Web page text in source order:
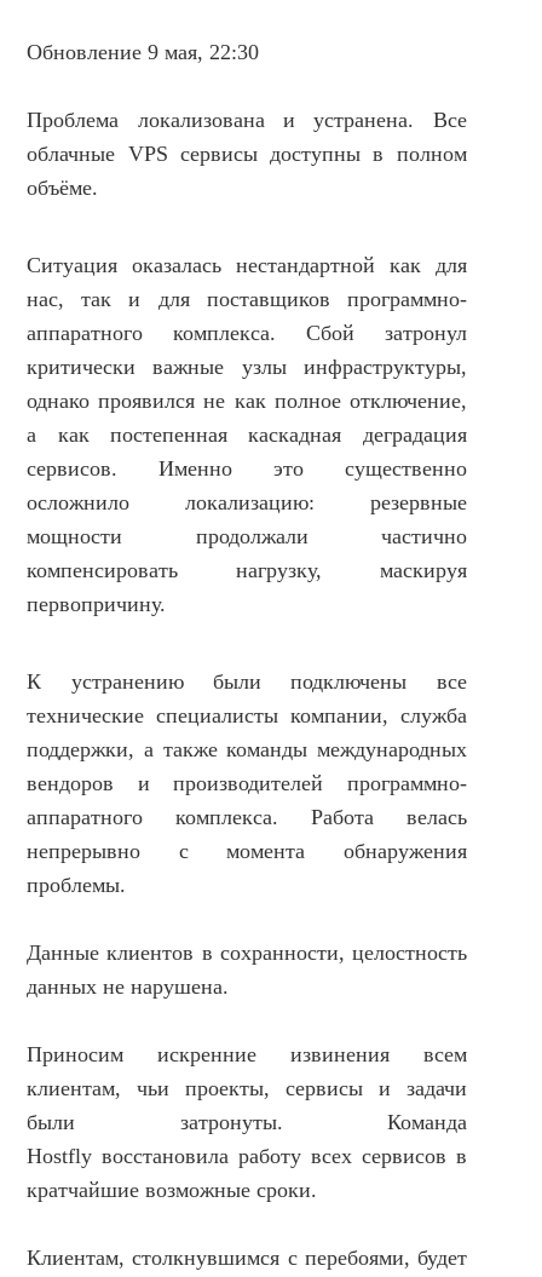
Обновление 9 мая, 22:30
Проблема локализована и устранена. Все
облачные VPS сервисы доступны в полном
объёме.
Ситуация оказалась нестандартной как для
нас, так и для поставщиков программно-
аппаратного комплекса. Сбой затронул
критически важные узлы инфраструктуры,
однако проявился не как полное отключение,
а как постепенная каскадная деградация
сервисов. Именно это существенно
осложнило локализацию: резервные
мощности продолжали частично
компенсировать нагрузку, маскируя
первопричину.
К устранению были подключены все
технические специалисты компании, служба
поддержки, а также команды международных
вендоров и производителей программно-
аппаратного комплекса. Работа велась
непрерывно с момента обнаружения
проблемы.
Данные клиентов в сохранности, целостность
данных не нарушена.
Приносим искренние извинения всем
клиентам, чьи проекты, сервисы и задачи
были затронуты. Команда
Hostfly восстановила работу всех сервисов в
кратчайшие возможные сроки.
Клиентам, столкнувшимся с перебоями, будет